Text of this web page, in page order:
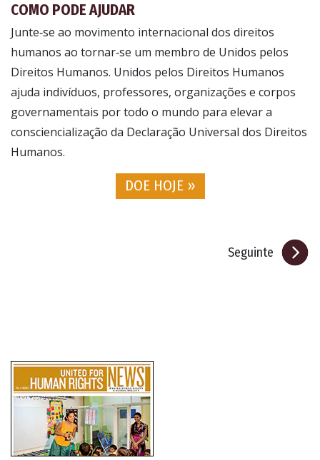
COMO PODE AJUDAR
Junte‑se ao movimento internacional dos direitos
humanos ao tornar‑se um membro de Unidos pelos
Direitos Humanos. Unidos pelos Direitos Humanos
ajuda indivíduos, professores, organizações e corpos
governamentais por todo o mundo para elevar a
consciencialização da Declaração Universal dos Direitos
Humanos.
DOE HOJE »
Seguinte